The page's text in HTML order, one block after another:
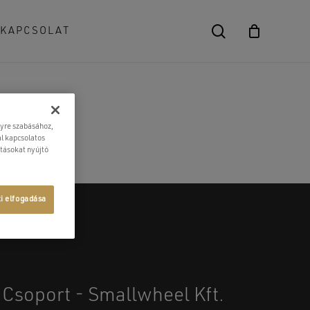
KAPCSOLAT search
Csoport - Smallwheel Kft.
szabásához,
kapcsolatos
nyújtó
elfogadása